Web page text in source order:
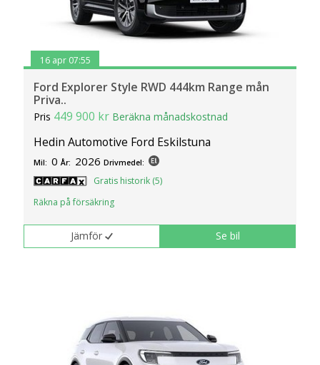
16 apr 07:55
Ford Explorer Style RWD 444km Range mån
Priva..
Pris 449 900 kr Beräkna månadskostnad
Hedin Automotive Ford Eskilstuna
Mil: 0 År: 2026 Drivmedel:
Gratis historik (5)
Räkna på försäkring
Jämför Se bil